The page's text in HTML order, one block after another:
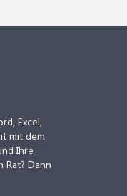
Excel,
mit dem
Ihre
Rat? Dann